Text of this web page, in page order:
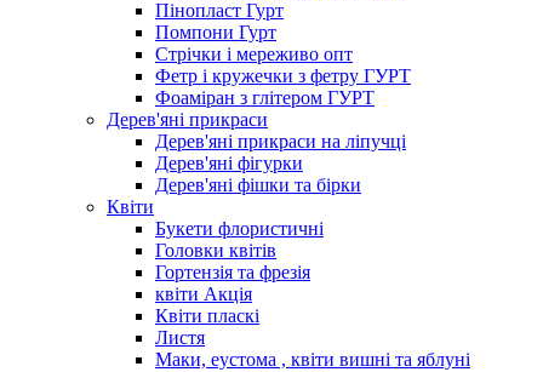
Пінопласт Гурт
Помпони Гурт
Стрічки і мереживо опт
Фетр і кружечки з фетру ГУРТ
Фоаміран з глітером ГУРТ
Дерев'яні прикраси
Дерев'яні прикраси на ліпучці
Дерев'яні фігурки
Дерев'яні фішки та бірки
Квіти
Букети флористичні
Головки квітів
Гортензія та фрезія
квіти Акція
Квіти пласкі
Листя
Маки, еустома , квіти вишні та яблуні